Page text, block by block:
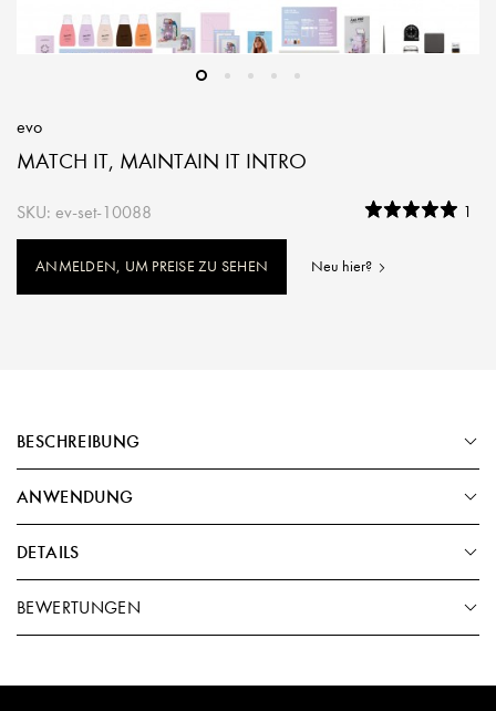
evo
MATCH IT, MAINTAIN IT INTRO
SKU: ev-set-10088 1
ANMELDEN, UM PREISE ZU SEHEN Neu hier?
BESCHREIBUNG
ANWENDUNG
DETAILS
BEWERTUNGEN